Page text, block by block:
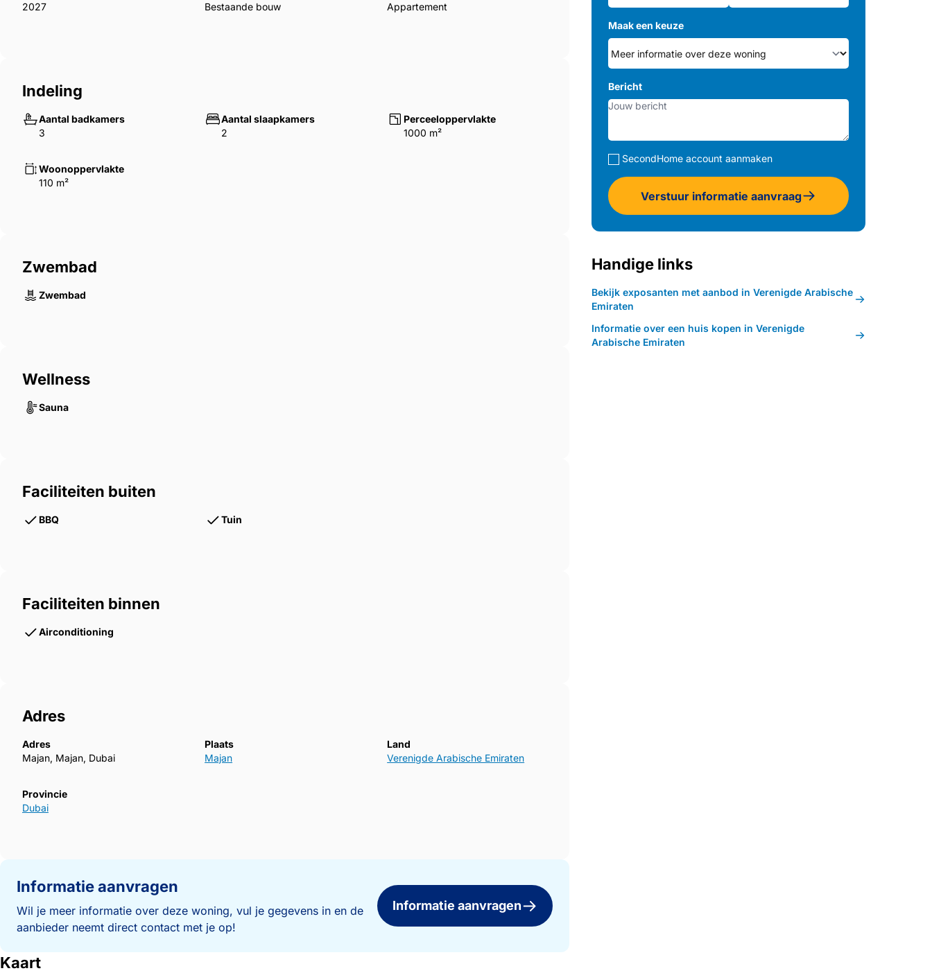
2027
Bestaande bouw
Appartement
Indeling
Aantal badkamers
3
Aantal slaapkamers
2
Perceeloppervlakte
1000 m²
Woonoppervlakte
110 m²
Zwembad
Zwembad
Wellness
Sauna
Faciliteiten buiten
BBQ Tuin
Faciliteiten binnen
Airconditioning
Adres
Adres
Majan, Majan, Dubai
Plaats
Majan
Land
Verenigde Arabische Emiraten
Provincie
Dubai
Informatie aanvragen
Wil je meer informatie over deze woning, vul je gegevens in en de
aanbieder neemt direct contact met je op!
Informatie aanvragen
Kaart
Maak een keuze
Bericht
SecondHome account aanmaken
Verstuur informatie aanvraag
Handige links
Bekijk exposanten met aanbod in Verenigde Arabische
Emiraten
Informatie over een huis kopen in Verenigde
Arabische Emiraten